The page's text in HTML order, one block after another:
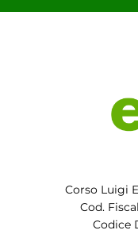
Corso Luigi
Cod.
Codice